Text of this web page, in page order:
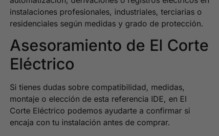
instalaciones profesionales, industriales, terciarias o
residenciales según medidas y grado de protección.
Asesoramiento de El Corte
Eléctrico
Si tienes dudas sobre compatibilidad, medidas,
montaje o elección de esta referencia IDE, en El
Corte Eléctrico podemos ayudarte a confirmar si
encaja con tu instalación antes de comprar.